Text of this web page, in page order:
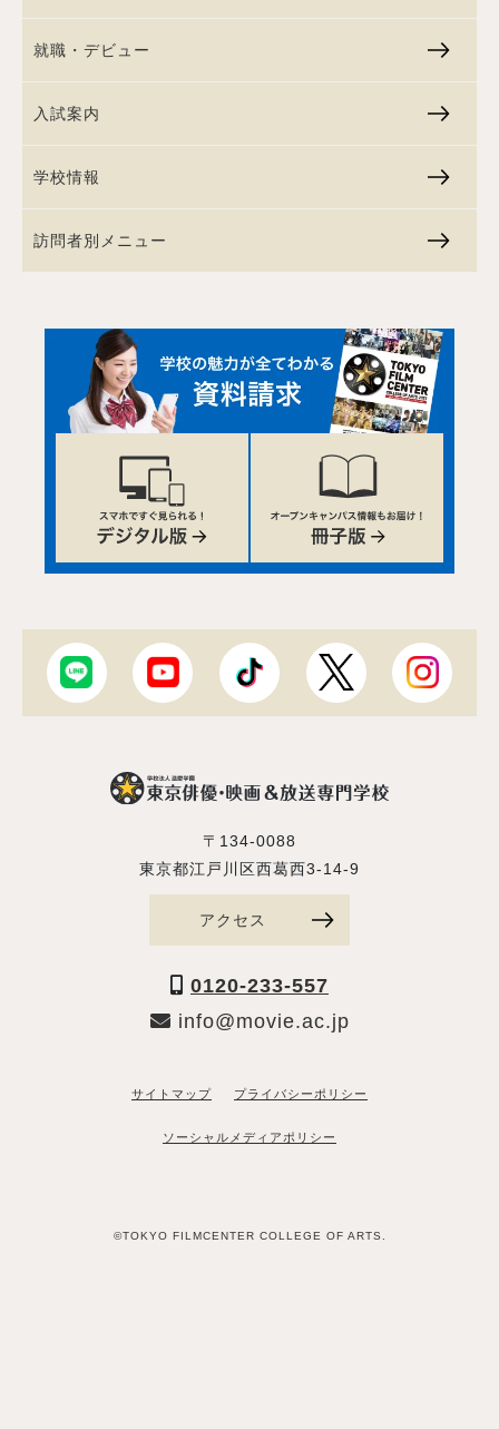
就職・デビュー
入試案内
学校情報
訪問者別メニュー
〒134-0088
東京都江戸川区西葛西3-14-9
アクセス
0120-233-557
info@movie.ac.jp
サイトマップ プライバシーポリシー
ソーシャルメディアポリシー
©TOKYO FILMCENTER COLLEGE OF ARTS.